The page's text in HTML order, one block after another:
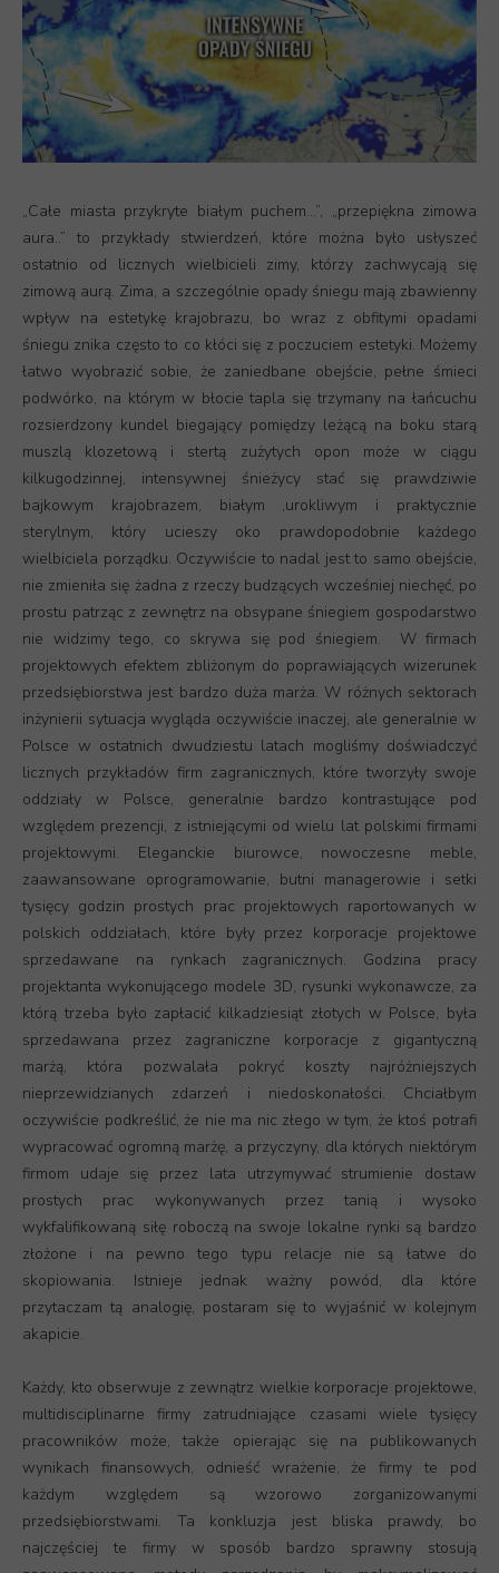
„Całe miasta przykryte białym puchem…”, „przepiękna zimowa
aura..” to przykłady stwierdzeń, które można było usłyszeć
ostatnio od licznych wielbicieli zimy, którzy zachwycają się
zimową aurą. Zima, a szczególnie opady śniegu mają zbawienny
wpływ na estetykę krajobrazu, bo wraz z obfitymi opadami
śniegu znika często to co kłóci się z poczuciem estetyki. Możemy
łatwo wyobrazić sobie, że zaniedbane obejście, pełne śmieci
podwórko, na którym w błocie tapla się trzymany na łańcuchu
rozsierdzony kundel biegający pomiędzy leżącą na boku starą
muszlą klozetową i stertą zużytych opon może w ciągu
kilkugodzinnej, intensywnej śnieżycy stać się prawdziwie
bajkowym krajobrazem, białym ,urokliwym i praktycznie
sterylnym, który ucieszy oko prawdopodobnie każdego
wielbiciela porządku. Oczywiście to nadal jest to samo obejście,
nie zmieniła się żadna z rzeczy budzących wcześniej niechęć, po
prostu patrząc z zewnętrz na obsypane śniegiem gospodarstwo
nie widzimy tego, co skrywa się pod śniegiem. W firmach
projektowych efektem zbliżonym do poprawiających wizerunek
przedsiębiorstwa jest bardzo duża marża. W różnych sektorach
inżynierii sytuacja wygląda oczywiście inaczej, ale generalnie w
Polsce w ostatnich dwudziestu latach mogliśmy doświadczyć
licznych przykładów firm zagranicznych, które tworzyły swoje
oddziały w Polsce, generalnie bardzo kontrastujące pod
względem prezencji, z istniejącymi od wielu lat polskimi firmami
projektowymi. Eleganckie biurowce, nowoczesne meble,
zaawansowane oprogramowanie, butni managerowie i setki
tysięcy godzin prostych prac projektowych raportowanych w
polskich oddziałach, które były przez korporacje projektowe
sprzedawane na rynkach zagranicznych. Godzina pracy
projektanta wykonującego modele 3D, rysunki wykonawcze, za
którą trzeba było zapłacić kilkadziesiąt złotych w Polsce, była
sprzedawana przez zagraniczne korporacje z gigantyczną
marżą, która pozwalała pokryć koszty najróżniejszych
nieprzewidzianych zdarzeń i niedoskonałości. Chciałbym
oczywiście podkreślić, że nie ma nic złego w tym, że ktoś potrafi
wypracować ogromną marżę, a przyczyny, dla których niektórym
firmom udaje się przez lata utrzymywać strumienie dostaw
prostych prac wykonywanych przez tanią i wysoko
wykfalifikowaną siłę roboczą na swoje lokalne rynki są bardzo
złożone i na pewno tego typu relacje nie są łatwe do
skopiowania. Istnieje jednak ważny powód, dla które
przytaczam tą analogię, postaram się to wyjaśnić w kolejnym
akapicie.
Każdy, kto obserwuje z zewnątrz wielkie korporacje projektowe,
multidisciplinarne firmy zatrudniające czasami wiele tysięcy
pracowników może, także opierając się na publikowanych
wynikach finansowych, odnieść wrażenie, że firmy te pod
każdym względem są wzorowo zorganizowanymi
przedsiębiorstwami. Ta konkluzja jest bliska prawdy, bo
najczęściej te firmy w sposób bardzo sprawny stosują